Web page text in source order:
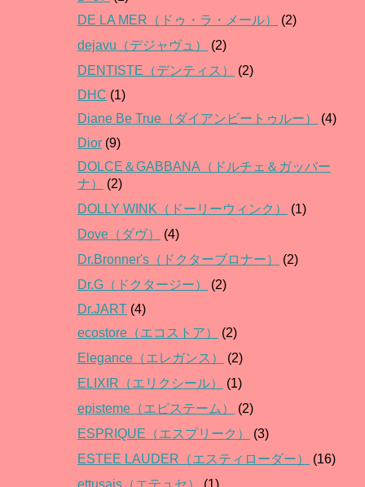
DE LA MER（ドゥ・ラ・メール）
(2)
dejavu（デジャヴュ）
(2)
DENTISTE（デンティス）
(2)
DHC (1)
Diane Be True（ダイアンビートゥルー）
(4)
Dior (9)
DOLCE＆GABBANA（ドルチェ＆ガッバー
ナ）
(2)
DOLLY WINK（ドーリーウィンク）
(1)
Dove（ダヴ）
(4)
Dr.Bronner's（ドクターブロナー）
(2)
Dr.G（ドクタージー）
(2)
Dr.JART (4)
ecostore（エコストア）
(2)
Elegance（エレガンス）
(2)
ELIXIR（エリクシール）
(1)
episteme（エピステーム）
(2)
ESPRIQUE（エスプリーク）
(3)
ESTEE LAUDER（エスティローダー）
(16)